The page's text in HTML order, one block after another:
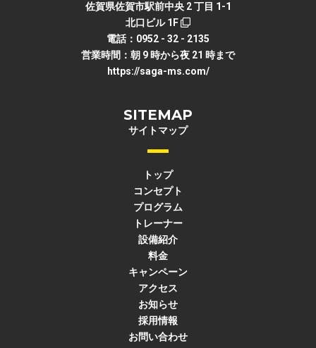
佐賀県佐賀市駅前中央 2 丁目 1-1
北口ビル 1F
電話：0952 - 32 - 2135
営業時間：朝 9 時から夜 21 時まで
https://saga-ms.com/
SITEMAP
サイトマップ
トップ
コンセプト
プログラム
トレーナー
設備紹介
料金
キャンペーン
アクセス
お知らせ
採用情報
お問い合わせ